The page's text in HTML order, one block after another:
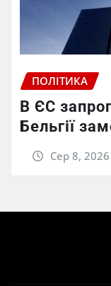
ПОЛІТИКА
В ЄС
Бельгії
Сер 8, 2026